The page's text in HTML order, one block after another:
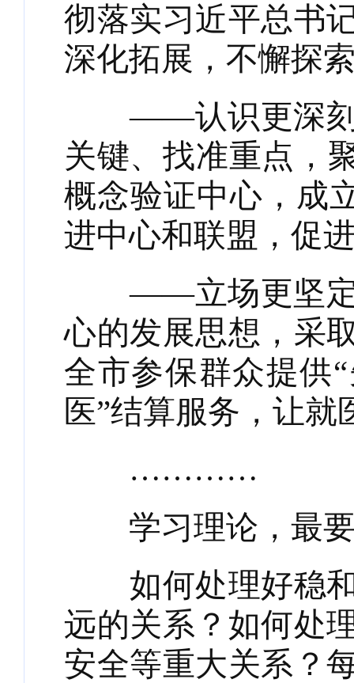
彻落实习近平总书
深化拓展，不懈探
——认识更深刻。
关键、找准重点，
概念验证中心，成
进中心和联盟，促
——立场更坚定。
心的发展思想，采
全市参保群众提供
医”结算服务，让就
…………
学习理论，最要
如何处理好稳和
远的关系？如何处
安全等重大关系？